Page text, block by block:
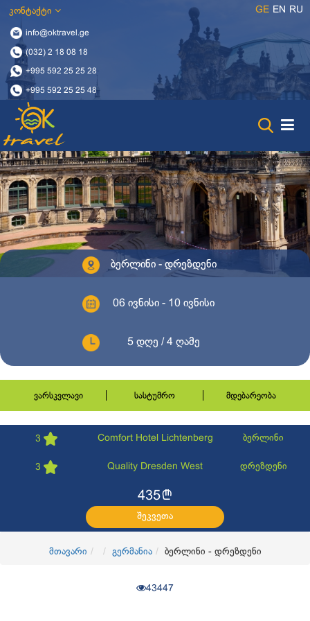
კონტაქტი
info@oktravel.ge
(032) 2 18 08 18
+995 592 25 25 28
+995 592 25 25 48
GE EN RU
ბერლინი - დრეზდენი
06 ივნისი - 10 ივნისი
5 დღე / 4 ღამე
ვარსკვლავი სასტუმრო მდებარეობა
3 Comfort Hotel Lichtenberg ბერლინი
3 Quality Dresden West დრეზდენი
435l
შეკვეთა
მთავარი გერმანია ბერლინი - დრეზდენი
43447